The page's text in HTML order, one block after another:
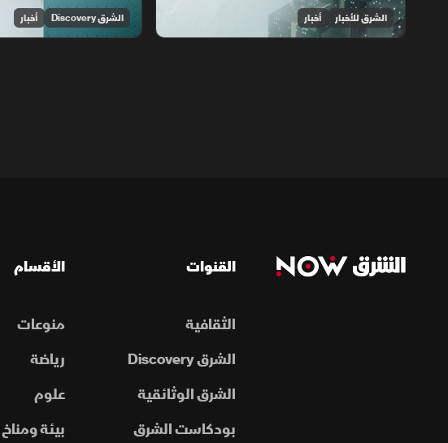
الشرق للأخبار أخبار الشرق Discovery أخبار
القنوات
الثقافية
الشرق Discovery
الشرق الوثائقية
بودكاست الشرق
الأقسام
منوعات
رياضة
علوم
بيئة ومناخ